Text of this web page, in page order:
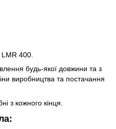
400.
будь-якої довжини та з
виробництва та постачання
з кожного кінця.